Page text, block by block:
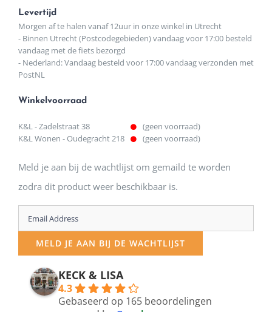
Levertijd
Morgen af te halen vanaf 12uur in onze winkel in Utrecht
- Binnen Utrecht (Postcodegebieden) vandaag voor 17:00 besteld
vandaag met de fiets bezorgd
- Nederland: Vandaag besteld voor 17:00 vandaag verzonden met
PostNL
Winkelvoorraad
K&L - Zadelstraat 38
(geen voorraad)
K&L Wonen - Oudegracht 218
(geen voorraad)
Meld je aan bij de wachtlijst om gemaild te worden
zodra dit product weer beschikbaar is.
Enter
your
email
address
MELD JE AAN BIJ DE WACHTLIJST
KECK & LISA
4.3
Gebaseerd op 165 beoordelingen